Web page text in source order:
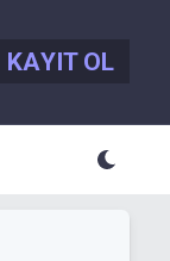
KAYIT OL